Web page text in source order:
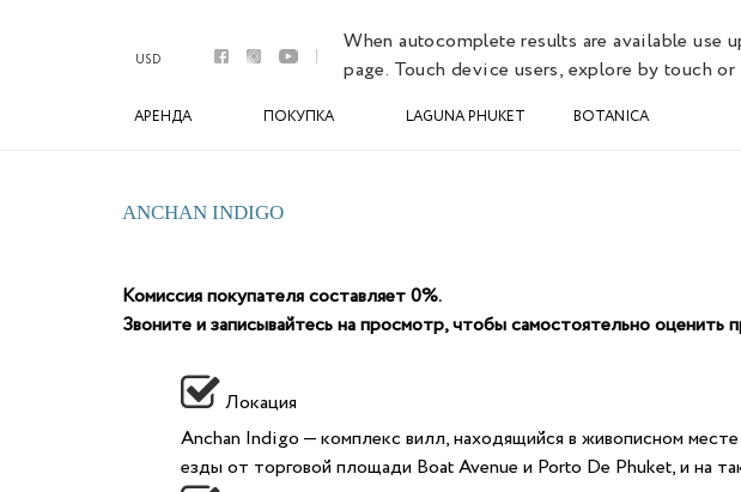
USD
When autocomplete results are available use
page. Touch device users, explore by touch
АРЕНДА ПОКУПКА LAGUNA PHUKET BOTANICA
ANCHAN INDIGO
Комиссия покупателя составляет 0%.
Звоните и записывайтесь на просмотр, чтобы самостоятельно оценить
Локация
Anchan Indigo — комплекс вилл, находящийся в живописном
езды от торговой площади Boat Avenue и Porto De Phuket, и на